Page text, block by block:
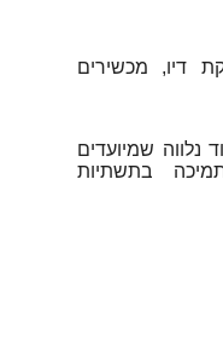
דיו, מכשירים
נלווה שמיועדים
בתשתיות